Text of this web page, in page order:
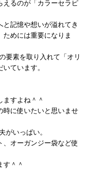
えるのが「カラーセラピ
記憶や想いが溢れてき
ためには重要になりま
要素を取り入れて「オリ
ています。
ますよね＾＾
時に使いたいと思いませ
いっぱい。
、オーガンジー袋など使
す＾＾